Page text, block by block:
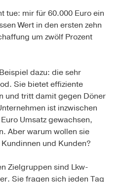
tue: mir für 60.000 Euro ein
Wert in den ersten zehn
um zwölf Prozent
dazu: die sehr
Sie bietet effiziente
und tritt damit gegen Döner
ist inzwischen
Umsatz gewachsen,
Aber warum wollen sie
und Kunden?
Zielgruppen sind Lkw-
Sie fragen sich jeden Tag